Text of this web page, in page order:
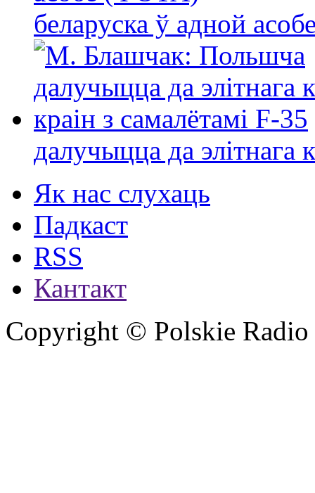
беларуска ў адной
далучыцца да элітнага
Як нас слухаць
Падкаст
RSS
Кантакт
Copyright © Polskie